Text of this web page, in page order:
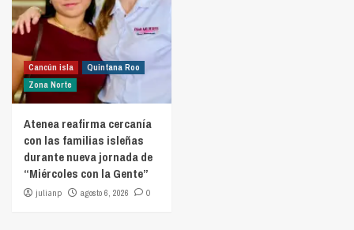
Cancún isla
Quintana Roo
Zona Norte
Atenea reafirma cercanía
con las familias isleñas
durante nueva jornada de
“Miércoles con la Gente”
julianp agosto 6, 2026 0